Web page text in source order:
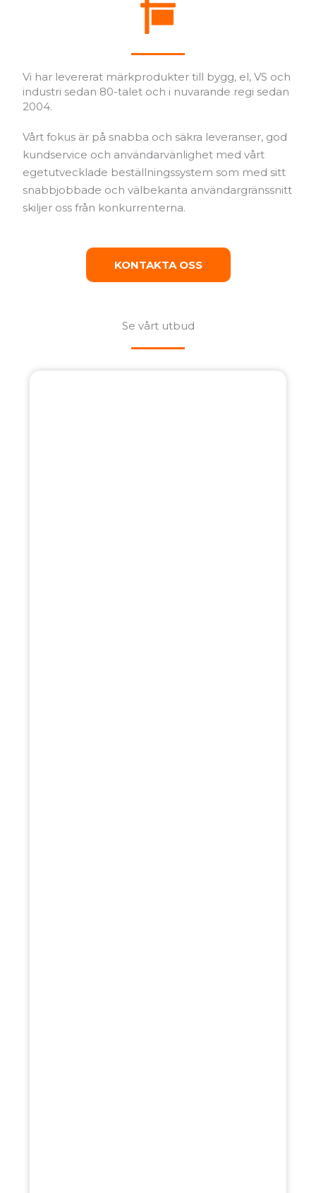
Vi har levererat märkprodukter till bygg, el, VS och
industri sedan 80-talet och i nuvarande regi sedan
2004.
Vårt fokus är på snabba och säkra leveranser, god
kundservice och användarvänlighet med vårt
egetutvecklade beställningssystem som med sitt
snabbjobbade och välbekanta användargränssnitt
skiljer oss från konkurrenterna.
KONTAKTA OSS
Se vårt utbud